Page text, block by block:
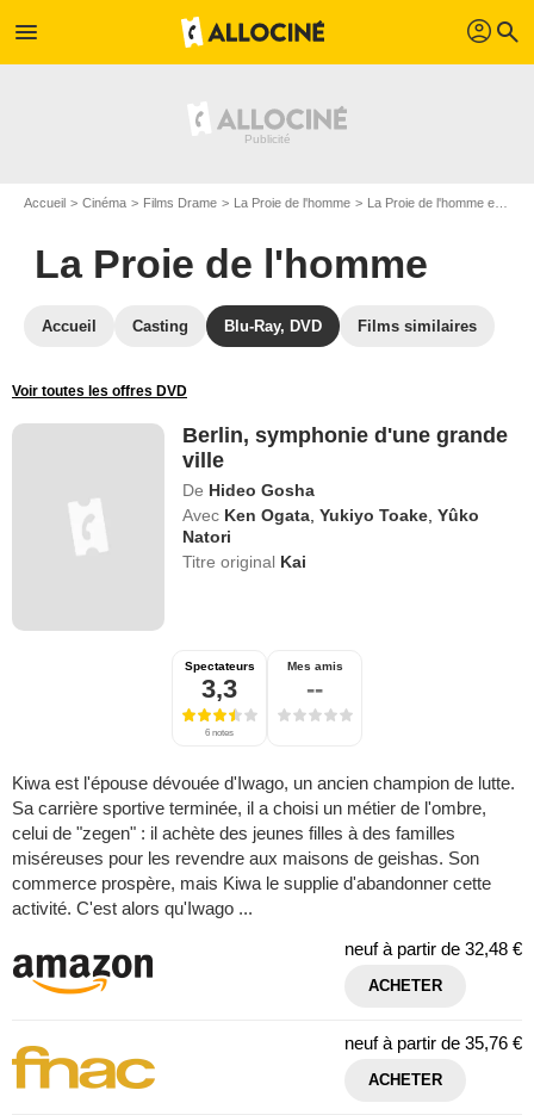
menu profil search
Accueil Cinéma Films Drame La Proie de l'homme La Proie de l'homme en DVD
La Proie de l'homme
Accueil Casting Blu-Ray, DVD Films similaires
Voir toutes les offres DVD
Berlin, symphonie d'une grande
ville
De Hideo Gosha
Avec Ken Ogata ,Yukiyo Toake ,Yûko
Natori
Titre original Kai
Spectateurs
3,3
6 notes
Mes amis
--
Kiwa est l'épouse dévouée d'Iwago, un ancien champion de lutte.
Sa carrière sportive terminée, il a choisi un métier de l'ombre,
celui de "zegen" : il achète des jeunes filles à des familles
miséreuses pour les revendre aux maisons de geishas. Son
commerce prospère, mais Kiwa le supplie d'abandonner cette
activité. C'est alors qu'Iwago ...
neuf à partir de 32,48 €
ACHETER
neuf à partir de 35,76 €
ACHETER